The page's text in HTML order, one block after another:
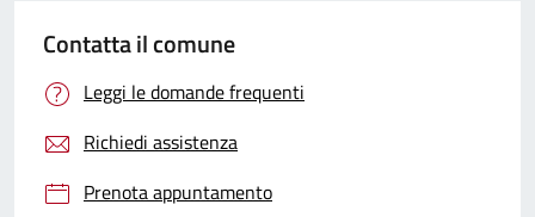
Contatta il comune
Leggi le domande frequenti
Richiedi assistenza
Prenota appuntamento